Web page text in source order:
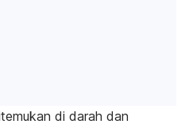
di darah dan